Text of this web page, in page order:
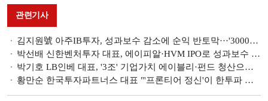
관련기사
김지원號 아주IB투자, 성과보수 감소에 순익 반토막···'3000억 규모 투자로 극복' [2024 VC 실적]
박선배 신한벤처투자 대표, 에이피알·HVM IPO로 성과보수 450% 증가 성과 [2024 VC 실적]
박기호 LB인베 대표, '3조' 기업가치 에이블리·펀드 청산으로 영업이익 증가 [2024 VC 실적]
황만순 한국투자파트너스 대표 "'프론티어 정신'이 한투파 탑티어 VC 달성 근본"